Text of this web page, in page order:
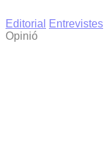
Editorial
Entrevistes
Opinió